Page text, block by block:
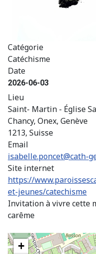
Catégorie
Catéchisme
Date
2026-06-03
Lieu
Saint- Martin - Église
Chancy, Onex, Genève
1213, Suisse
Email
isabelle.poncet@cath-
Site internet
https://
et-jeunes/catechisme
Invitation à vivre cette
carême
+